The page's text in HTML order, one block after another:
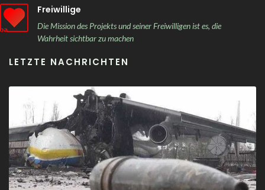
Freiwillige
Die Mission des Projekts und seiner Freiwilligen ist es, die
Wahrheit sichtbar zu machen
LETZTE NACHRICHTEN